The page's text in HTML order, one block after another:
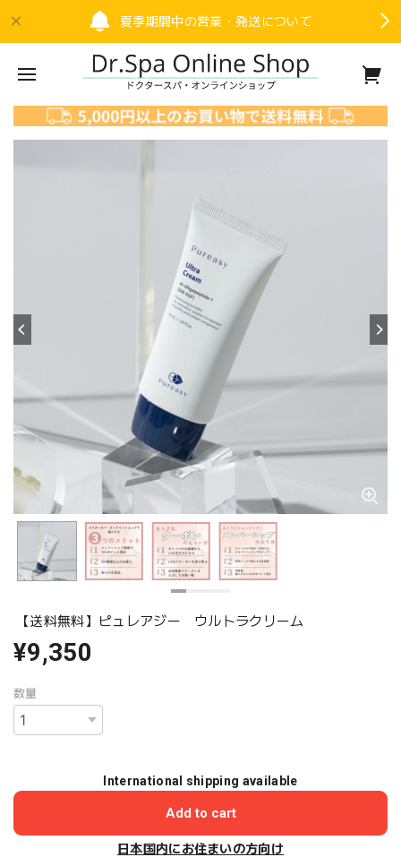
夏季期間中の営業・発送について
【送料無料】ピュレアジー ウルトラクリーム
¥9,350
数量
International shipping available
Add to cart
日本国内にお住まいの方向け